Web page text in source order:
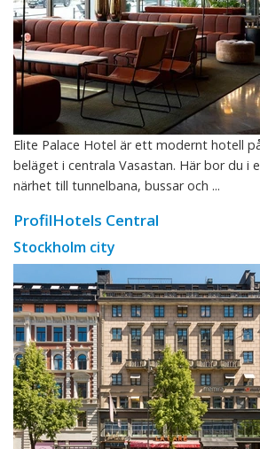
Elite Palace Hotel är ett modernt hotell
beläget i centrala Vasastan. Här bor du i
närhet till tunnelbana, bussar och ...
ProfilHotels Central
Stockholm city